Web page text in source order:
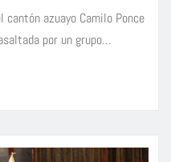
azuayo Camilo Ponce
por un grupo…